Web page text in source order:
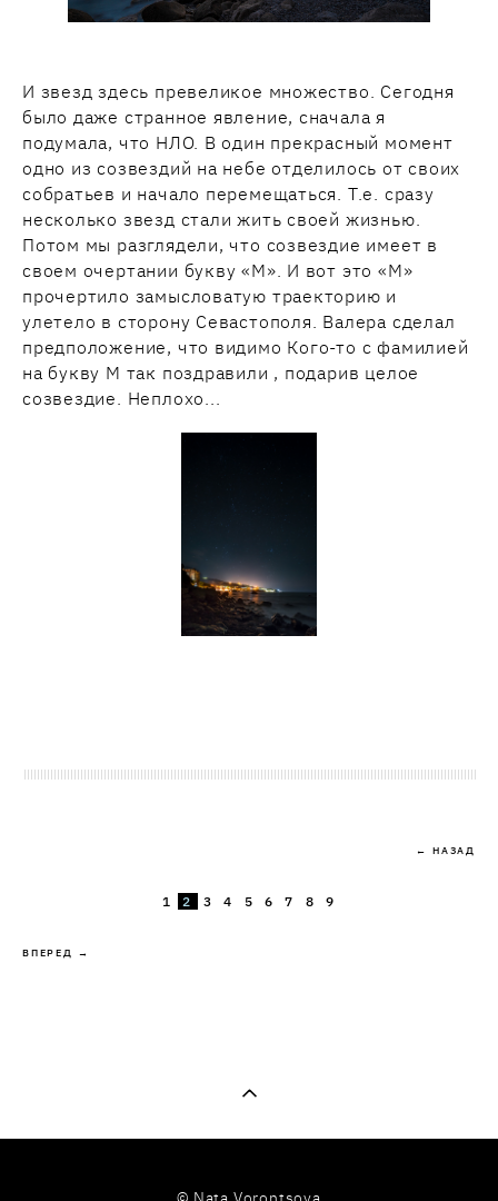
И звезд здесь превеликое множество. Сегодня
было даже странное явление, сначала я
подумала, что НЛО. В один прекрасный момент
одно из созвездий на небе отделилось от своих
собратьев и начало перемещаться. Т.е. сразу
несколько звезд стали жить своей жизнью.
Потом мы разглядели, что созвездие имеет в
своем очертании букву «М». И вот это «М»
прочертило замысловатую траекторию и
улетело в сторону Севастополя. Валера сделал
предположение, что видимо Кого-то с фамилией
на букву М так поздравили , подарив целое
созвездие. Неплохо...
← НАЗАД
1 2 3 4 5 6 7 8 9
ВПЕРЕД →